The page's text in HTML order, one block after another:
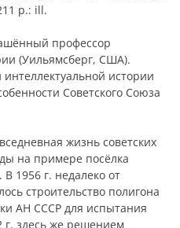
p.: ill.
профессор
(Уильямсберг, США).
истории
Советского Союза
жизнь советских
на примере посёлка
1956 г. недалеко от
строительство полигона
АН СССР для испытания
г. здесь же решением